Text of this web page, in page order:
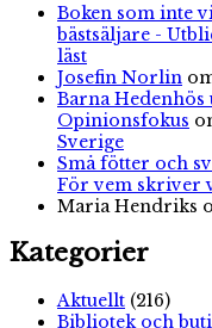
Boken som inte
bästsäljare -
läst
Josefin Norlin
Barna
Opinionsfokus
Sverige
Små fötter och
För vem skriver
Maria Hendriks
Kategorier
Aktuellt (216)
Bibliotek och